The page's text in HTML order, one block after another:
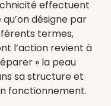
effectuent
qu’on désigne par
termes,
l’action revient à
» la peau
sa structure et
fonctionnement.